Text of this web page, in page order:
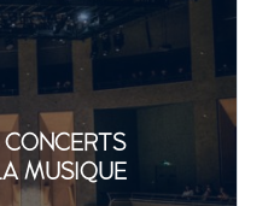
MUSIQUE